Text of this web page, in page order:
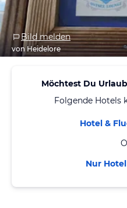
Bild melden
von Heidelore
Möchtest Du
Folgende Hotels
Hotel &
Nur